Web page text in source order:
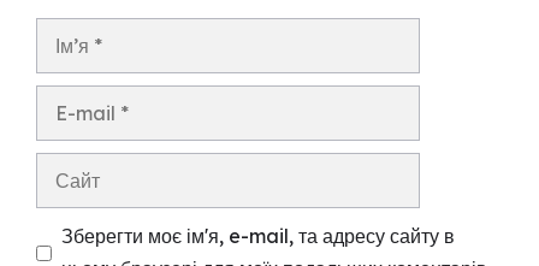
Ім’я
Сайт
Зберегти моє ім'я, e-mail, та адресу сайту в